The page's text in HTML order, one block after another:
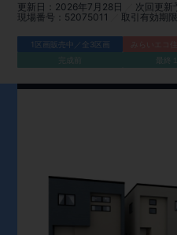
更新日 2026年7月28日 次回更新
現場番号
52075011 取引有効期限
1区画販売中／全3区画
完成前
最終